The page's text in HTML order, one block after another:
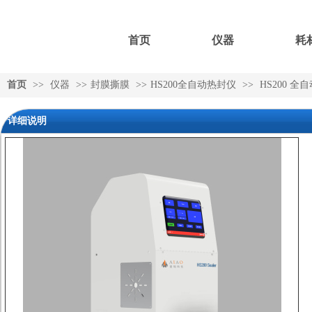
首页 仪器 耗
首页 >> 仪器 >> 封膜撕膜 >> HS200全自动热封仪 >> HS200 全
详细说明